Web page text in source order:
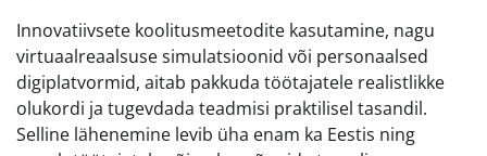
Innovatiivsete koolitusmeetodite kasutamine, nagu
virtuaalreaalsuse simulatsioonid või personaalsed
digiplatvormid, aitab pakkuda töötajatele realistlikke
olukordi ja tugevdada teadmisi praktilisel tasandil.
Selline lähenemine levib üha enam ka Eestis ning